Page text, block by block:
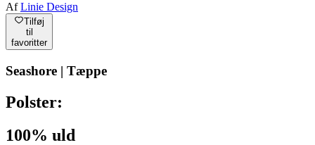
AfLinie Design
Tilføj
til
favoritter
Seashore | Tæppe
Polster:
100% uld